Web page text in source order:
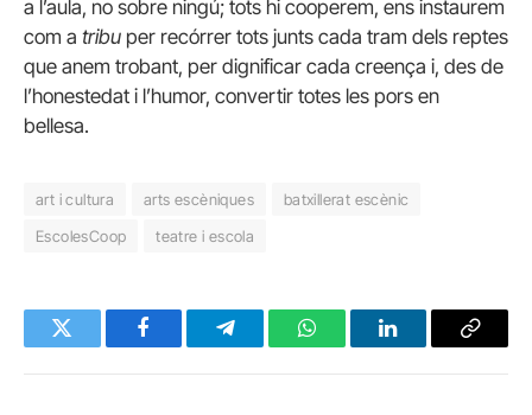
a l’aula, no sobre ningú; tots hi cooperem, ens instaurem
com a tribu per recórrer tots junts cada tram dels reptes
que anem trobant, per dignificar cada creença i, des de
l’honestedat i l’humor, convertir totes les pors en
bellesa.
art i cultura arts escèniques
batxillerat escènic
EscolesCoop
teatre i escola
Twitter FacebookTelegramWhatsAppLinkedInCopy